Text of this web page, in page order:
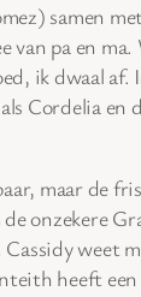
samen
van pa en
ik dwaal
Cordelia
maar de
onzekere
weet
heeft een